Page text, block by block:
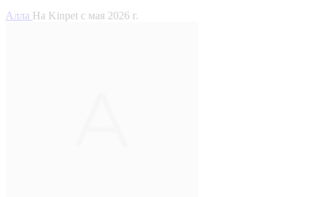
Алла На Kinpet c мая 2026 г.